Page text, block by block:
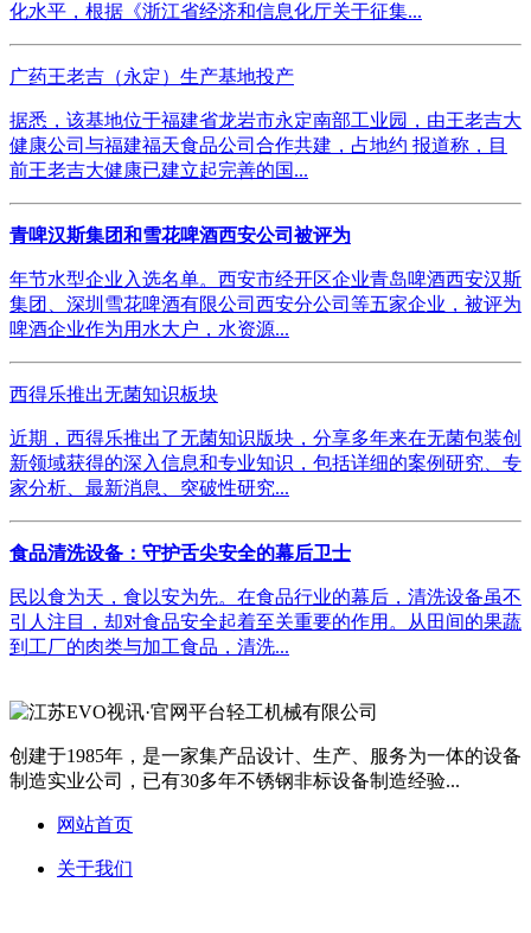
化水平，根据《浙江省经济和信息化厅关于征集...
广药王老吉（永定）生产基地投产
据悉，该基地位于福建省龙岩市永定南部工业园，由王老吉大
健康公司与福建福天食品公司合作共建，占地约 报道称，目
前王老吉大健康已建立起完善的国...
青啤汉斯集团和雪花啤酒西安公司被评为
年节水型企业入选名单。西安市经开区企业青岛啤酒西安汉斯
集团、深圳雪花啤酒有限公司西安分公司等五家企业，被评为
啤酒企业作为用水大户，水资源...
西得乐推出无菌知识板块
近期，西得乐推出了无菌知识版块，分享多年来在无菌包装创
新领域获得的深入信息和专业知识，包括详细的案例研究、专
家分析、最新消息、突破性研究...
食品清洗设备：守护舌尖安全的幕后卫士
民以食为天，食以安为先。在食品行业的幕后，清洗设备虽不
引人注目，却对食品安全起着至关重要的作用。从田间的果蔬
到工厂的肉类与加工食品，清洗...
创建于1985年，是一家集产品设计、生产、服务为一体的设备
制造实业公司，已有30多年不锈钢非标设备制造经验...
网站首页
关于我们